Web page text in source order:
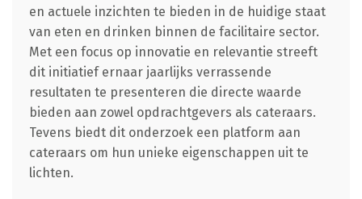
en actuele inzichten te bieden in de huidige staat
van eten en drinken binnen de facilitaire sector.
Met een focus op innovatie en relevantie streeft
dit initiatief ernaar jaarlijks verrassende
resultaten te presenteren die directe waarde
bieden aan zowel opdrachtgevers als cateraars.
Tevens biedt dit onderzoek een platform aan
cateraars om hun unieke eigenschappen uit te
lichten.